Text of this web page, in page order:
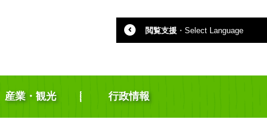
閲覧支援 ・ Select Language
産業・観光 行政情報